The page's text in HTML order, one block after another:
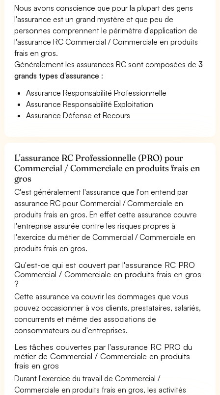
Nous avons conscience que pour la plupart des gens
l'assurance est un grand mystère et que peu de
personnes comprennent le périmètre d'application de
l'assurance RC Commercial / Commerciale en produits
frais en gros.
Généralement les assurances RC sont composées de3
grands types d'assurance :
Assurance Responsabilité Professionnelle
Assurance Responsabilité Exploitation
Assurance Défense et Recours
L'assurance RC Professionnelle (PRO) pour
Commercial / Commerciale en produits frais en
gros
C'est généralement l'assurance que l'on entend par
assurance RC pour Commercial / Commerciale en
produits frais en gros. En effet cette assurance couvre
l'entreprise assurée contre les risques propres à
l'exercice du métier de Commercial / Commerciale en
produits frais en gros.
Qu'est-ce qui est couvert par l'assurance RC PRO
Commercial / Commerciale en produits frais en gros
?
Cette assurance va couvrir les dommages que vous
pouvez occasionner à vos clients, prestataires, salariés,
concurrents et même des associations de
consommateurs ou d'entreprises.
Les tâches couvertes par l'assurance RC PRO du
métier de Commercial / Commerciale en produits
frais en gros
Durant l'exercice du travail de Commercial /
Commerciale en produits frais en gros, les activités